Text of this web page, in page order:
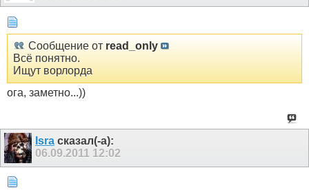
Сообщение от read_only
Всё понятно.
Ищут ворлорда
ога, заметно...))
Israсказал(-а):
06.09.2011 12:02